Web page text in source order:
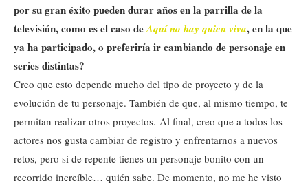
por su gran éxito pueden durar años en la parrilla de la
televisión, como es el caso deAquí no hay quien viva, en la que
ya ha participado, o preferiría ir cambiando de personaje en
series distintas?
Creo que esto depende mucho del tipo de proyecto y de la
evolución de tu personaje. También de que, al mismo tiempo, te
permitan realizar otros proyectos. Al final, creo que a todos los
actores nos gusta cambiar de registro y enfrentarnos a nuevos
retos, pero si de repente tienes un personaje bonito con un
recorrido increíble… quién sabe. De momento, no me he visto